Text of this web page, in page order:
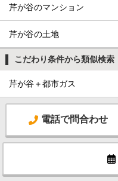
芹が谷のマンション
芹が谷の土地
こだわり条件から類似検索
芹が谷＋都市ガス
電話で問合わせ